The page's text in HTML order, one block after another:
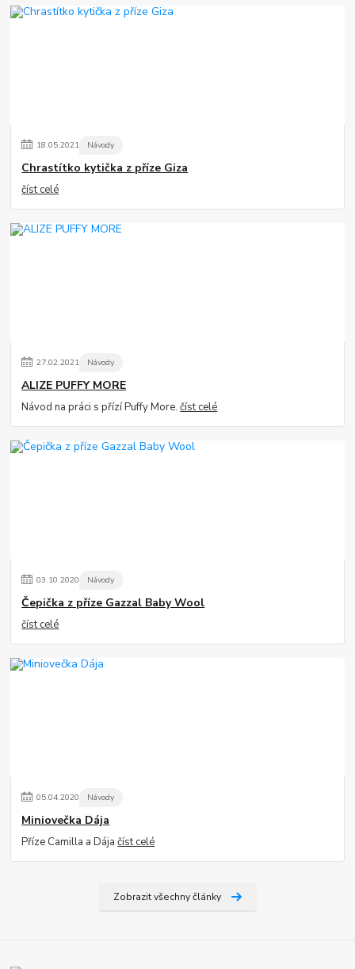
18.05.2021 Návody
Chrastítko kytička z příze Giza
číst celé
27.02.2021 Návody
ALIZE PUFFY MORE
Návod na práci s přízí Puffy More.číst celé
03.10.2020 Návody
Čepička z příze Gazzal Baby Wool
číst celé
05.04.2020 Návody
Miniovečka Dája
Příze Camilla a Dájačíst celé
Zobrazit všechny články